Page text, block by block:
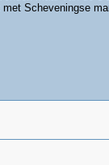
Scheveningse